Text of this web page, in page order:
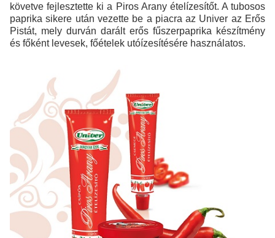
követve fejlesztette ki a Piros Arany ételízesítőt. A tubosos
paprika sikere után vezette be a piacra az Univer az Erős
Pistát, mely durván darált erős fűszerpaprika készítmény
és főként levesek, főételek utóízesítésére használatos.